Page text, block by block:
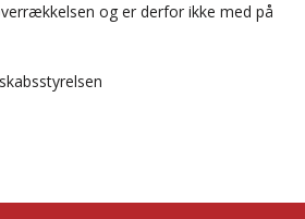
og er derfor ikke med på